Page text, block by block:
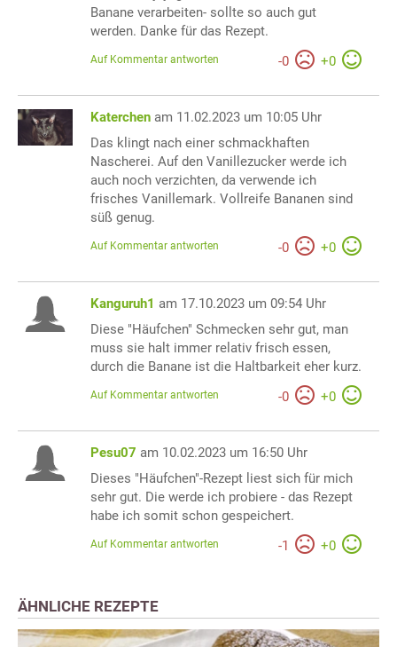
Banane verarbeiten- sollte so auch gut
werden. Danke für das Rezept.
-0 +0
Auf Kommentar antworten
Katerchen am 11.02.2023 um 10:05 Uhr
Das klingt nach einer schmackhaften
Nascherei. Auf den Vanillezucker werde ich
auch noch verzichten, da verwende ich
frisches Vanillemark. Vollreife Bananen sind
süß genug.
-0 +0
Auf Kommentar antworten
Kanguruh1 am 17.10.2023 um 09:54 Uhr
Diese "Häufchen" Schmecken sehr gut, man
muss sie halt immer relativ frisch essen,
durch die Banane ist die Haltbarkeit eher kurz.
-0 +0
Auf Kommentar antworten
Pesu07 am 10.02.2023 um 16:50 Uhr
Dieses "Häufchen"-Rezept liest sich für mich
sehr gut. Die werde ich probiere - das Rezept
habe ich somit schon gespeichert.
-1 +0
Auf Kommentar antworten
ÄHNLICHE REZEPTE